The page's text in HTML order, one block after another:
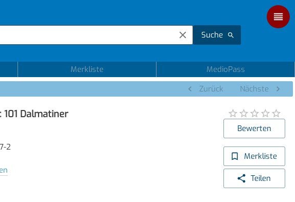
Suche
Merkliste
MedioPass
Zurück Nächste
101 Dalmatiner
2
Bewerten
Merkliste
Teilen